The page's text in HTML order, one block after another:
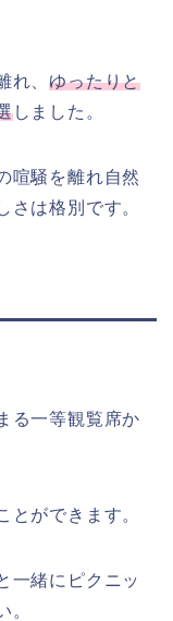
れ、ゆったりと
しました。
喧騒を離れ自然
さは格別です。
る一等観覧席か
とができます。
一緒にピクニッ
。